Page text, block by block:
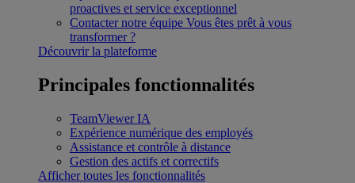
proactives et service exceptionnel
Contacter notre équipe Vous êtes prêt à vous
transformer ?
Découvrir la plateforme
Principales fonctionnalités
TeamViewer IA
Expérience numérique des employés
Assistance et contrôle à distance
Gestion des actifs et correctifs
Afficher toutes les fonctionnalités